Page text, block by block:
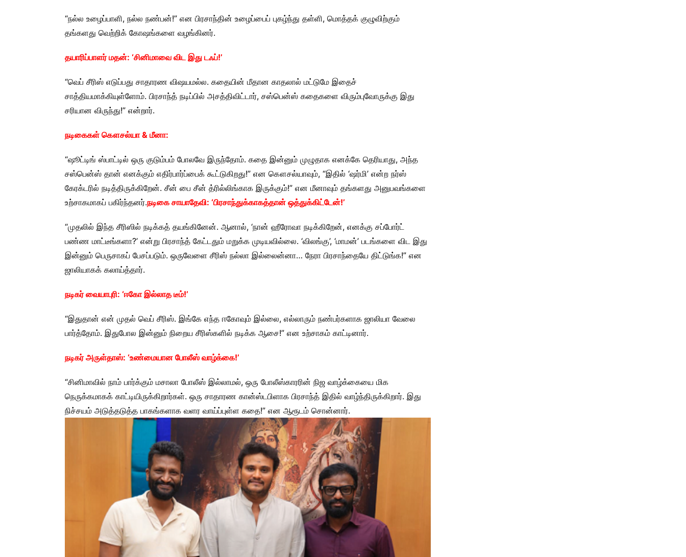
“நல்ல உழைப்பாளி, நல்ல நண்பன்!” என பிரசாந்தின் உழைப்பைப் புகழ்ந்து தள்ளி, மொத்தக் குழுவிற்கும்
தங்களது வெற்றிக் கோஷங்களை வழங்கினர்.
தயாரிப்பாளர் மதன்: ‘சினிமாவை விட இது டஃப்!’
“வெப் சீரிஸ் எடுப்பது சாதாரண விஷயமல்ல. கதையின் மீதான காதலால் மட்டுமே இதைச்
சாத்தியமாக்கியுள்ளோம். பிரசாந்த் நடிப்பில் அசத்திவிட்டார், சஸ்பென்ஸ் கதைகளை விரும்புவோருக்கு இது
சரியான விருந்து!” என்றார்.
நடிகைகள் கௌசல்யா & மீனா:
“ஷூட்டிங் ஸ்பாட்டில் ஒரு குடும்பம் போலவே இருந்தோம். கதை இன்னும் முழுதாக எனக்கே தெரியாது, அந்த
சஸ்பென்ஸ் தான் எனக்கும் எதிர்பார்ப்பைக் கூட்டுகிறது!” என கௌசல்யாவும், “இதில் ‘ஷர்மி’ என்ற நர்ஸ்
கேரக்டரில் நடித்திருக்கிறேன். சீன் பை சீன் த்ரில்லிங்காக இருக்கும்!” என மீனாவும் தங்களது அனுபவங்களை
உற்சாகமாகப் பகிர்ந்தனர்.நடிகை சாயாதேவி: ‘பிரசாந்துக்காகத்தான் ஒத்துக்கிட்டேன்!’
“முதலில் இந்த சீரிஸில் நடிக்கத் தயங்கினேன். ஆனால், ‘நான் ஹீரோவா நடிக்கிறேன், எனக்கு சப்போர்ட்
பண்ண மாட்டீங்களா?’ என்று பிரசாந்த் கேட்டதும் மறுக்க முடியவில்லை. ‘விலங்கு’, ‘மாமன்’ படங்களை விட இது
இன்னும் பெருசாகப் பேசப்படும். ஒருவேளை சீரிஸ் நல்லா இல்லைன்னா… நேரா பிரசாந்தையே திட்டுங்க!” என
ஜாலியாகக் கலாய்த்தார்.
நடிகர் வையாபுரி: ‘ஈகோ இல்லாத டீம்!’
“இதுதான் என் முதல் வெப் சீரிஸ். இங்கே எந்த ஈகோவும் இல்லை, எல்லாரும் நண்பர்களாக ஜாலியா வேலை
பார்த்தோம். இதுபோல இன்னும் நிறைய சீரிஸ்களில் நடிக்க ஆசை!” என உற்சாகம் காட்டினார்.
நடிகர் அருள்தாஸ்: ‘உண்மையான போலீஸ் வாழ்க்கை!’
“சினிமாவில் நாம் பார்க்கும் மசாலா போலீஸ் இல்லாமல், ஒரு போலீஸ்காரரின் நிஜ வாழ்க்கையை மிக
நெருக்கமாகக் காட்டியிருக்கிறார்கள். ஒரு சாதாரண கான்ஸ்டபிளாக பிரசாந்த் இதில் வாழ்ந்திருக்கிறார். இது
நிச்சயம் அடுத்தடுத்த பாகங்களாக வளர வாய்ப்புள்ள கதை!” என ஆரூடம் சொன்னார்.